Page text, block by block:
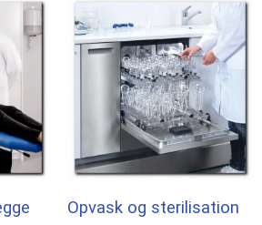
Opvask og sterilisation